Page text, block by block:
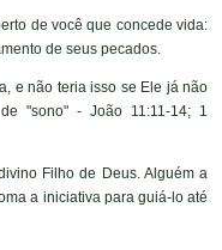
de você que concede vida:
de seus pecados.
e não teria isso se Ele já não
"sono" - João 11:11-14; 1
Filho de Deus. Alguém a
a iniciativa para guiá-lo até